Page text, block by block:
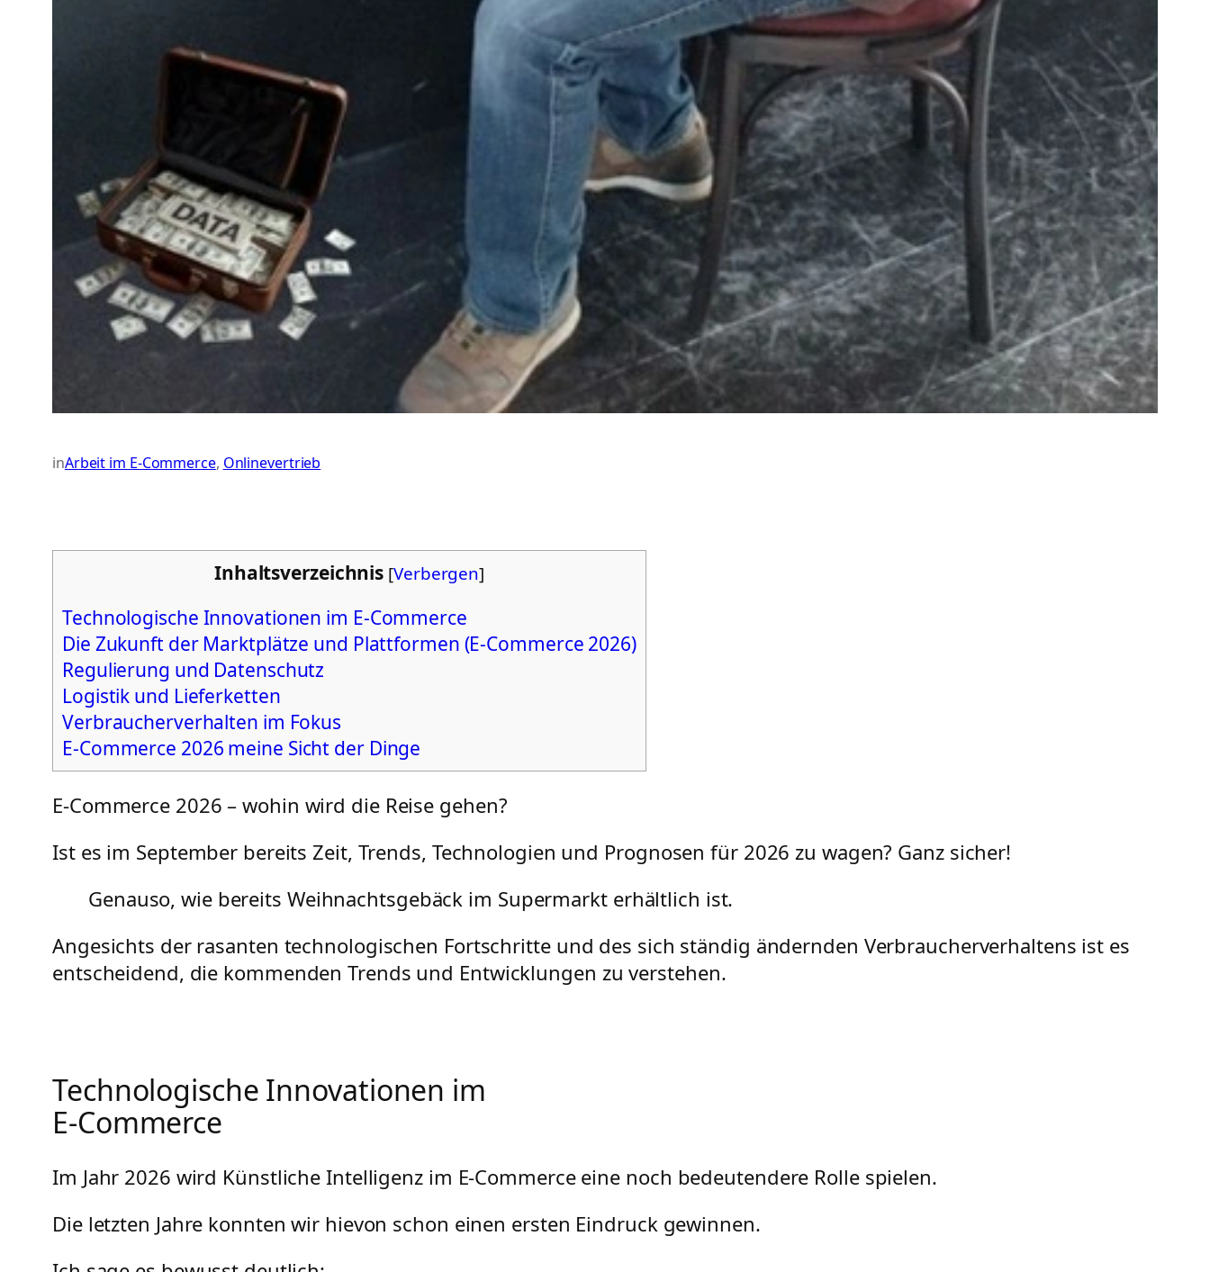
inArbeit im E-Commerce, Onlinevertrieb
Inhaltsverzeichnis [Verbergen]
Technologische Innovationen im E-Commerce
Die Zukunft der Marktplätze und Plattformen (E-Commerce 2026)
Regulierung und Datenschutz
Logistik und Lieferketten
Verbraucherverhalten im Fokus
E-Commerce 2026 meine Sicht der Dinge
E-Commerce 2026 – wohin wird die Reise gehen?
Ist es im September bereits Zeit, Trends, Technologien und Prognosen für 2026 zu wagen? Ganz sicher!
Genauso, wie bereits Weihnachtsgebäck im Supermarkt erhältlich ist.
Angesichts der rasanten technologischen Fortschritte und des sich ständig ändernden Verbraucherverhaltens ist es
entscheidend, die kommenden Trends und Entwicklungen zu verstehen.
Technologische Innovationen im
E-Commerce
Im Jahr 2026 wird Künstliche Intelligenz im E-Commerce eine noch bedeutendere Rolle spielen.
Die letzten Jahre konnten wir hievon schon einen ersten Eindruck gewinnen.